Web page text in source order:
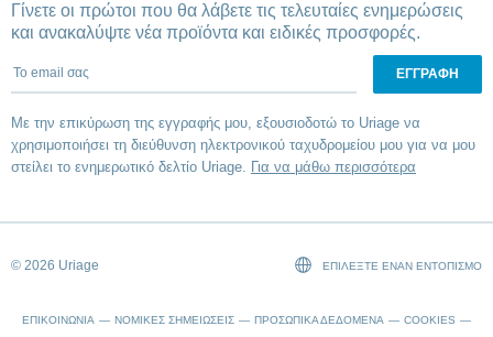
Γίνετε οι πρώτοι που θα λάβετε τις τελευταίες ενημερώσεις
και ανακαλύψτε νέα προϊόντα και ειδικές προσφορές.
To email σας
Με την επικύρωση της εγγραφής μου, εξουσιοδοτώ το Uriage να
χρησιμοποιήσει τη διεύθυνση ηλεκτρονικού ταχυδρομείου μου για να μου
στείλει το ενημερωτικό δελτίο Uriage. Για να μάθω περισσότερα
© 2026 Uriage
ΕΠΙΚΟΙΝΩΝΊΑ ΝΟΜΙΚΈΣ ΣΗΜΕΙΏΣΕΙΣ ΠΡΟΣΩΠΙΚΆ ΔΕΔΟΜΈΝΑ
COOKIES
ΕΠΙΛΈΞΤΕ ΈΝΑΝ ΕΝΤΟΠΙΣΜΌ